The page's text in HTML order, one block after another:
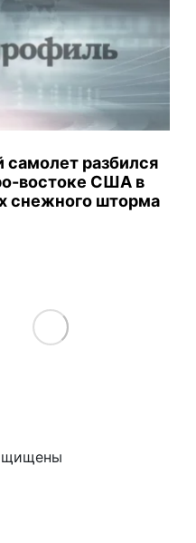
самолет разбился
востоке США в
снежного шторма
Load More